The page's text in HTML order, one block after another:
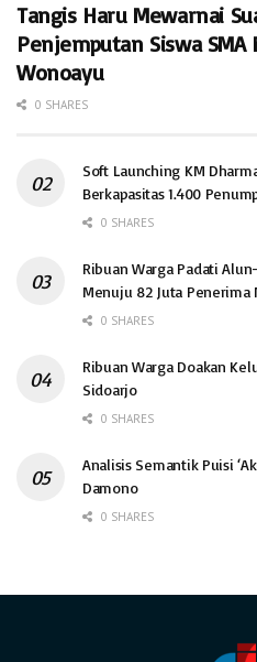
Tangis Haru Mewarnai
Penjemputan Siswa SMA
Wonoayu
0 SHARES
Soft Launching KM
Berkapasitas 1.400
0 SHARES
Ribuan Warga Padati
Menuju 82 Juta Penerima
0 SHARES
Ribuan Warga Doakan
Sidoarjo
0 SHARES
Analisis Semantik Puisi
Damono
0 SHARES